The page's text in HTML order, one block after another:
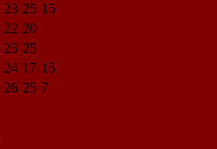
23 25 15
22 20
25 25
24 17 15
26 25 7